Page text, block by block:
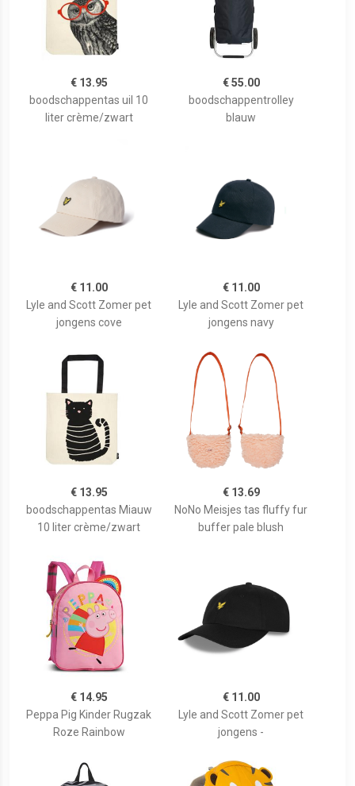
€ 13.95
boodschappentas uil 10
liter crème/zwart
€ 55.00
boodschappentrolley
blauw
€ 11.00
Lyle and Scott Zomer pet
jongens cove
€ 11.00
Lyle and Scott Zomer pet
jongens navy
€ 13.95
boodschappentas Miauw
10 liter crème/zwart
€ 13.69
NoNo Meisjes tas fluffy fur
buffer pale blush
€ 14.95
Peppa Pig Kinder Rugzak
Roze Rainbow
€ 11.00
Lyle and Scott Zomer pet
jongens -